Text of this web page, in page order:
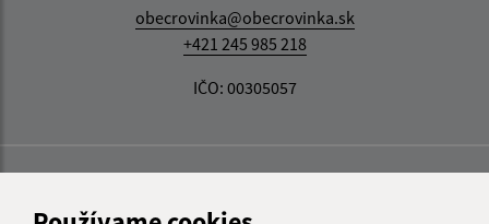
obecrovinka@obecrovinka.sk
+421 245 985 218
IČO: 00305057